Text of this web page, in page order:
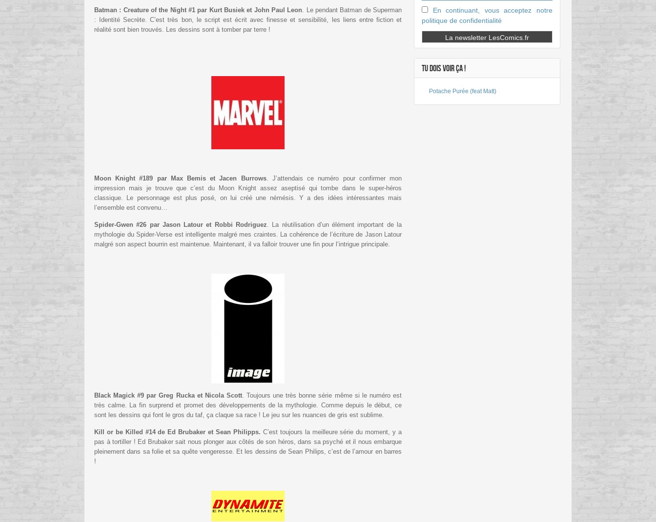
Batman : Creature of the Night #1 par Kurt Busiek et John Paul Leon. Le pendant Batman de Superman
: Identité Secrète. C’est très bon, le script est écrit avec finesse et sensibilité, les liens entre fiction et
réalité sont bien trouvés. Les dessins sont à tomber par terre !
Moon Knight #189 par Max Bemis et Jacen Burrows. J’attendais ce numéro pour confirmer mon
impression mais je trouve que c’est du Moon Knight assez aseptisé qui tombe dans le super-héros
classique. Le personnage est plus posé, on lui créé une némésis. Y a des idées intéressantes mais
l’ensemble est convenu…
Spider-Gwen #26 par Jason Latour et Robbi Rodriguez. La réutilisation d’un élément important de la
mythologie du Spider-Verse est intelligente malgré mes craintes. La cohérence de l’écriture de Jason Latour
malgré son aspect bourrin est maintenue. Maintenant, il va falloir trouver une fin pour l’intrigue principale.
Black Magick #9 par Greg Rucka et Nicola Scott. Toujours une très bonne série même si le numéro est
très calme. La fin surprend et promet des développements de la mythologie. Comme depuis le début, ce
sont les dessins qui font le gros du taf, ça claque sa race ! Le jeu sur les nuances de gris est sublime.
Kill or be Killed #14 de Ed Brubaker et Sean Philipps. C’est toujours la meilleure série du moment, y a
pas à tortiller ! Ed Brubaker sait nous plonger aux côtés de son héros, dans sa psyché et il nous embarque
pleinement dans sa folie et sa quête vengeresse. Et les dessins de Sean Philips, c’est de l’amour en barres
!
En continuant, vous acceptez notre
politique de confidentialité
TU DOIS VOIR ÇA !
Potache Purée (feat Matt)